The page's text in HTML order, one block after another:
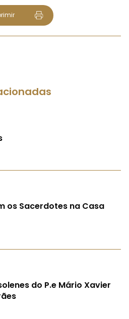
os Sacerdotes na Casa
do P.e Mário Xavier